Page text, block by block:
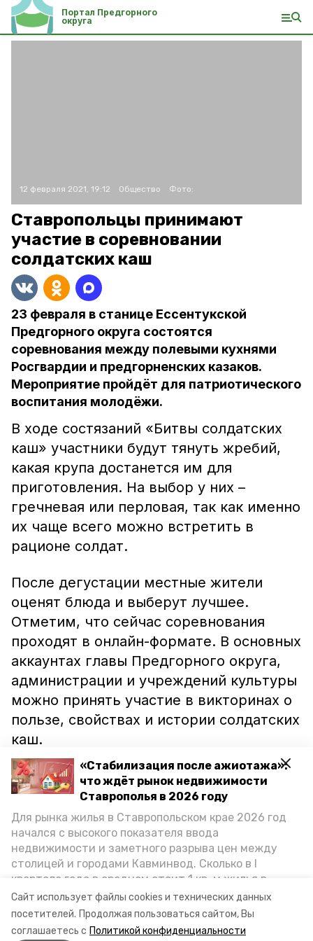
Сайт использует файлы cookies и технических данных
посетителей. Продолжая пользоваться сайтом, Вы
соглашаетесь с Политикой конфиденциальности
«Стабилизация после ажиотажа»:
что ждёт рынок недвижимости
Ставрополья в 2026 году
Для рынка жилья в Ставропольском крае 2026 год
начался с высокого показателя ввода
недвижимости и заметного разрыва цен между
столицей и городами Кавминвод. Сколько в I
квартале года в среднем стоит 1 кв. м жилья в
городах и округах региона, как изменился спрос на
первичку и вторичку, какова себестоимость
стройки собственного жилья в этом году и какие
Портал Предгорного
округа
12 февраля 2021, 19:12 Общество Фото:
Ставропольцы принимают
участие в соревновании
солдатских каш
23 февраля в станице Ессентукской
Предгорного округа состоятся
соревнования между полевыми кухнями
Росгвардии и предгорненских казаков.
Мероприятие пройдёт для патриотического
воспитания молодёжи.
В ходе состязаний «Битвы солдатских
каш» участники будут тянуть жребий,
какая крупа достанется им для
приготовления. На выбор у них –
гречневая или перловая, так как именно
их чаще всего можно встретить в
рационе солдат.
После дегустации местные жители
оценят блюда и выберут лучшее.
Отметим, что сейчас соревнования
проходят в онлайн-формате. В основных
аккаунтах главы Предгорного округа,
администрации и учреждений культуры
можно принять участие в викторинах о
пользе, свойствах и истории солдатских
каш.
В мэрии округа сообщили, что во время
мероприятия также пройдёт мастер-
класс по боевым приёмам борьбы и
рубки шашкой, которые организуют
офицеры Росгвардии и представители
казачества. На входе всем пришедшим
будут выданы защитные маски, также
им измерят температуру.